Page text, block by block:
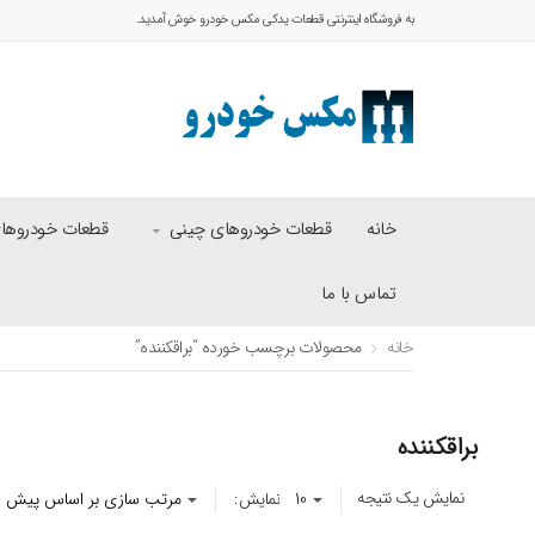
به فروشگاه اینترنتی قطعات یدکی مکس خودرو خوش آمدید.
خانه قطعات خودروهای چینی قطعات
تماس با ما
خانه محصولات برچسب خورده “براقکننده”
براقکننده
نمایش یک نتیجه نمایش: